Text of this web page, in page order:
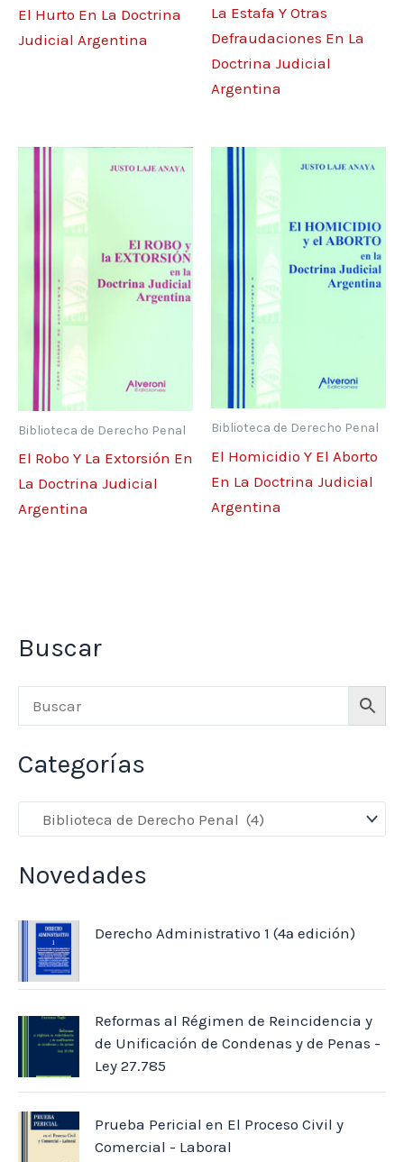
El Hurto En La Doctrina
Judicial Argentina
La Estafa Y Otras
Defraudaciones En La
Doctrina Judicial
Argentina
Biblioteca de Derecho Penal
El Robo Y La Extorsión En
La Doctrina Judicial
Argentina
Biblioteca de Derecho Penal
El Homicidio Y El Aborto
En La Doctrina Judicial
Argentina
Buscar
Categorías
Novedades
Derecho Administrativo 1 (4ª edición)
Reformas al Régimen de Reincidencia y
de Unificación de Condenas y de Penas -
Ley 27.785
Prueba Pericial en El Proceso Civil y
Comercial - Laboral